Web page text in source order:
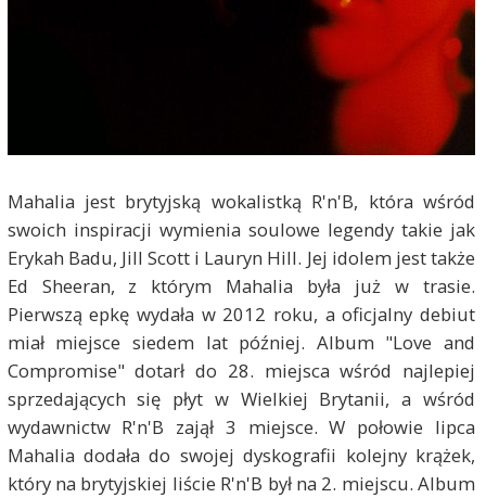
Mahalia jest brytyjską wokalistką R'n'B, która wśród
swoich inspiracji wymienia soulowe legendy takie jak
Erykah Badu, Jill Scott i Lauryn Hill. Jej idolem jest także
Ed Sheeran, z którym Mahalia była już w trasie.
Pierwszą epkę wydała w 2012 roku, a oficjalny debiut
miał miejsce siedem lat później. Album "Love and
Compromise" dotarł do 28. miejsca wśród najlepiej
sprzedających się płyt w Wielkiej Brytanii, a wśród
wydawnictw R'n'B zajął 3 miejsce. W połowie lipca
Mahalia dodała do swojej dyskografii kolejny krążek,
który na brytyjskiej liście R'n'B był na 2. miejscu. Album